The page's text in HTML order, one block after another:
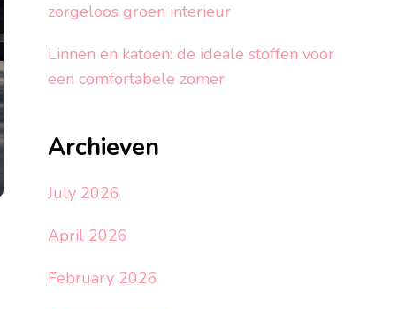
zorgeloos groen interieur
Linnen en katoen: de ideale stoffen voor
een comfortabele zomer
Archieven
July 2026
April 2026
February 2026